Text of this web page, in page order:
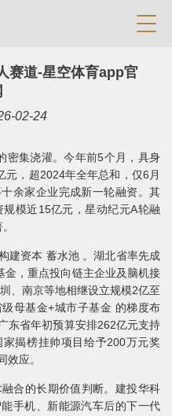
赛道-星空体育app官
02-24
密集浇灌。今年前5个月，具身
元，超2024年全年总和，仅6月
余家企业完成新一轮融资。其
模近15亿元，星动纪元A轮融
建资本 蓄水池 。湖北省率先成
金，重点投向链主企业及脑机接
、南京等地相继设立规模2亿至
母基金+城市子基金 的梯度布
东省年初预算安排262亿元支持
揭榜挂帅项目给予200万元奖
效应。
合的长期价值判断。建投华科
手机、新能源汽车后的下一代